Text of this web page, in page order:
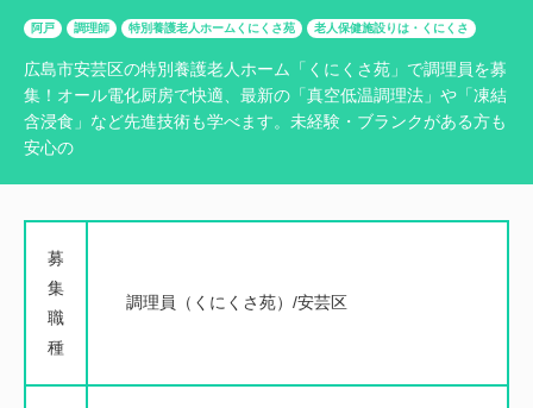
阿戸 調理師 特別養護老人ホームくにくさ苑 老人保健施設りは・くにくさ
広島市安芸区の特別養護老人ホーム「くにくさ苑」で調理員を募
集！オール電化厨房で快適、最新の「真空低温調理法」や「凍結
含浸食」など先進技術も学べます。未経験・ブランクがある方も
安心の
募
集
職
種
調理員（くにくさ苑）/安芸区